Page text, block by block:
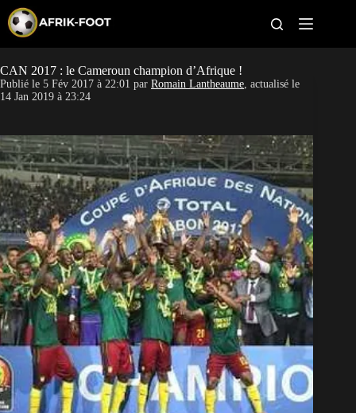
p
o
c
t
e
n
t
CAN féminine
Pays
Clubs
Classement
Paris sportifs
CAN 2017 : le Cameroun champion d’Afrique !
Publié le 5 Fév 2017 à 22:01 par Romain Lantheaume, actualisé le
14 Jan 2019 à 23:24